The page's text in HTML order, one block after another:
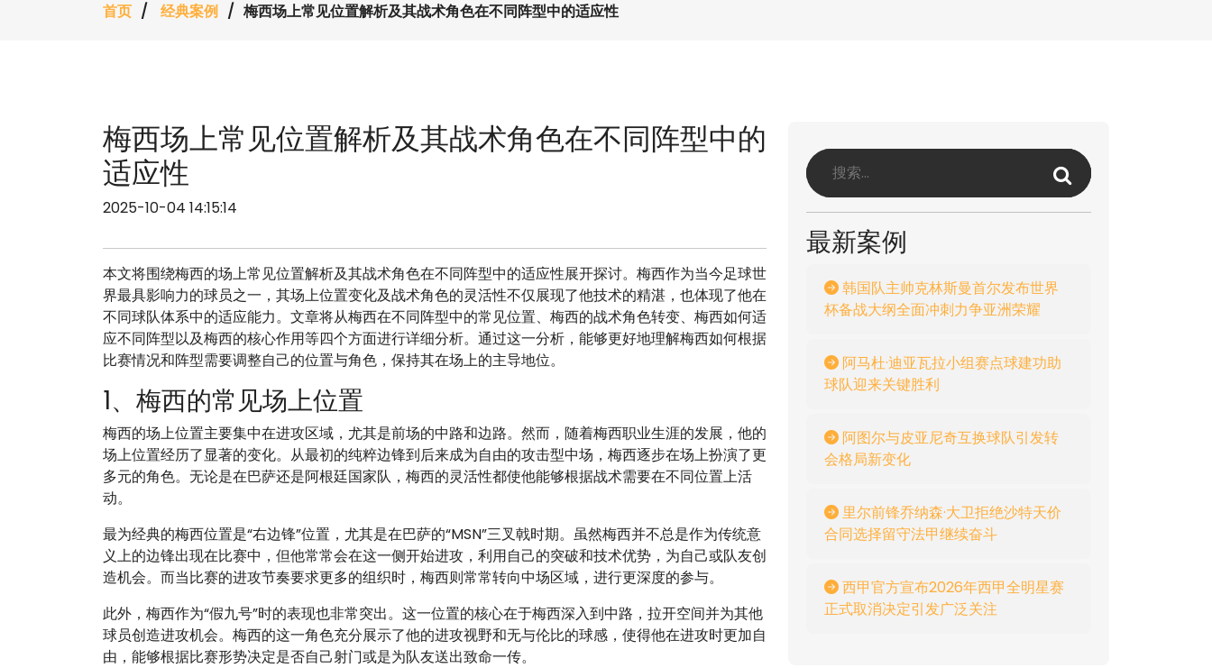
首页 经典案例 梅西场上常见位置解析及其战术角色在不同阵型中的适应性
梅西场上常见位置解析及其战术角色在不同阵型中的
适应性
2025-10-04 14:15:14
本文将围绕梅西的场上常见位置解析及其战术角色在不同阵型中的适应性展开探讨。梅西作为当今足球世
界最具影响力的球员之一，其场上位置变化及战术角色的灵活性不仅展现了他技术的精湛，也体现了他在
不同球队体系中的适应能力。文章将从梅西在不同阵型中的常见位置、梅西的战术角色转变、梅西如何适
应不同阵型以及梅西的核心作用等四个方面进行详细分析。通过这一分析，能够更好地理解梅西如何根据
比赛情况和阵型需要调整自己的位置与角色，保持其在场上的主导地位。
1、梅西的常见场上位置
梅西的场上位置主要集中在进攻区域，尤其是前场的中路和边路。然而，随着梅西职业生涯的发展，他的
场上位置经历了显著的变化。从最初的纯粹边锋到后来成为自由的攻击型中场，梅西逐步在场上扮演了更
多元的角色。无论是在巴萨还是阿根廷国家队，梅西的灵活性都使他能够根据战术需要在不同位置上活
动。
最为经典的梅西位置是“右边锋”位置，尤其是在巴萨的“MSN”三叉戟时期。虽然梅西并不总是作为传统意
义上的边锋出现在比赛中，但他常常会在这一侧开始进攻，利用自己的突破和技术优势，为自己或队友创
造机会。而当比赛的进攻节奏要求更多的组织时，梅西则常常转向中场区域，进行更深度的参与。
此外，梅西作为“假九号”时的表现也非常突出。这一位置的核心在于梅西深入到中路，拉开空间并为其他
球员创造进攻机会。梅西的这一角色充分展示了他的进攻视野和无与伦比的球感，使得他在进攻时更加自
由，能够根据比赛形势决定是否自己射门或是为队友送出致命一传。
最新案例
韩国队主帅克林斯曼首尔发布世界
杯备战大纲全面冲刺力争亚洲荣耀
阿马杜·迪亚瓦拉小组赛点球建功助
球队迎来关键胜利
阿图尔与皮亚尼奇互换球队引发转
会格局新变化
里尔前锋乔纳森·大卫拒绝沙特天价
合同选择留守法甲继续奋斗
西甲官方宣布2026年西甲全明星赛
正式取消决定引发广泛关注